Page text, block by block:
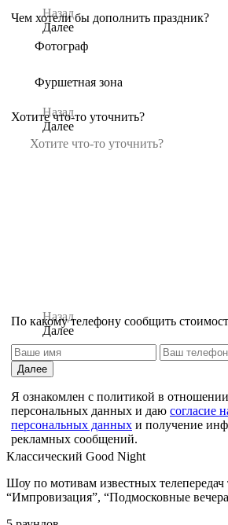
Назад
Далее
Чем хотели бы дополнить праздник?
Фотограф
Фуршетная зона
Назад
Далее
Хотите что-то уточнить?
Назад
Далее
По какому телефону сообщить
Далее
Я ознакомлен с политикой в
персональных данных и даю согласие
персональных данных и получение
рекламных сообщений.
Классический Good Night
Шоу по мотивам известных телепередач
“Импровизация”, “Подмосковные